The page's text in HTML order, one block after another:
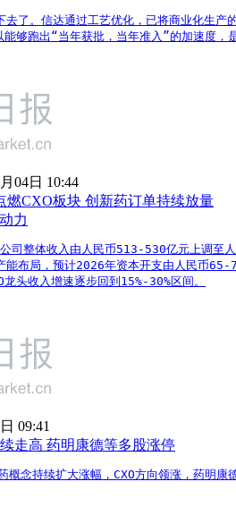
了。信达通过工艺优化，已将商业化生产
够跑出“当年获批，当年准入”的加速度，
04日 10:44
燃CXO板块 创新药订单持续放量
力
司整体收入由人民币513-530亿元上调至
能布局，预计2026年资本开支由人民币
头收入增速逐步回到15%-30%区间。
09:41
走高 药明康德等多股涨停
概念持续扩大涨幅，CXO方向领涨，药明